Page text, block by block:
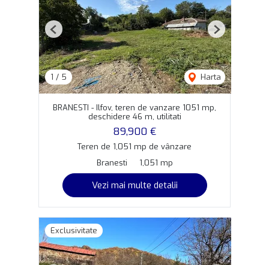
1 / 5 Harta
Previous Next
BRANESTI - Ilfov, teren de vanzare 1051 mp,
deschidere 46 m, utilitati
89,900 €
Teren de 1,051 mp de vânzare
Branesti
1,051 mp
Vezi mai multe detalii
Exclusivitate